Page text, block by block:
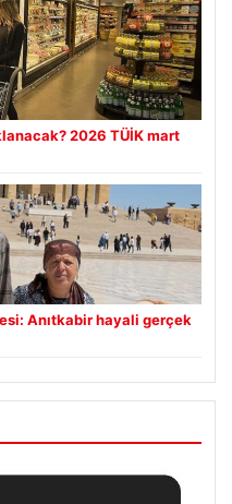
2026 TÜİK mart
Anıtkabir hayali gerçek